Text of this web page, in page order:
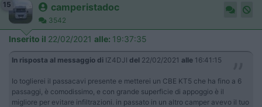
15 camperistadoc
3542
Inserito il 22/02/2021 alle: 19:37:35
In risposta al messaggio di IZ4DJI del 22/02/2021 alle 16:41:15
Io toglierei il passacavi presente e metterei un CBE KT5 che ha fino a 6
passaggi, è comodissimo, e con grande superficie di appoggio è il
migliore per evitare infiltrazioni. in passato in un altro camper avevo il tuo